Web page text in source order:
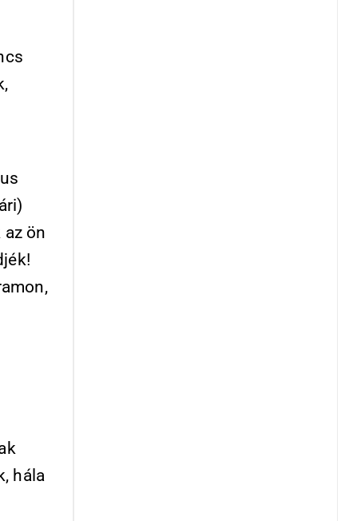
ön
hála